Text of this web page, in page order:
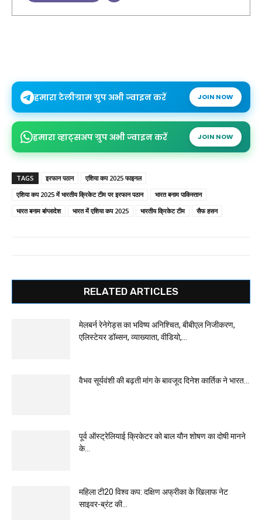
हमारा टेलीग्राम ग्रुप अभी ज्वाइन करें JOIN NOW
हमारा व्हाट्सअप ग्रुप अभी ज्वाइन करें JOIN NOW
TAGS इरफान पठान
एशिया कप 2025 फाइनल
एशिया कप 2025 में भारतीय क्रिकेट टीम पर इरफान पठान
भारत बनाम पाकिस्तान
भारत बनाम बांग्लादेश
भारत में एशिया कप 2025 भारतीय क्रिकेट टीम सैफ हसन
RELATED ARTICLES
मेलबर्न रेनेगेड्स का भविष्य अनिश्चित, बीबीएल निजीकरण,
एलिस्टेयर डॉब्सन, व्याख्याता, वीडियो,...
वैभव सूर्यवंशी की बढ़ती मांग के बावजूद दिनेश कार्तिक ने भारत...
पूर्व ऑस्ट्रेलियाई क्रिकेटर को बाल यौन शोषण का दोषी मानने
के...
महिला टी20 विश्व कप: दक्षिण अफ्रीका के खिलाफ नेट
साइवर-ब्रंट की...